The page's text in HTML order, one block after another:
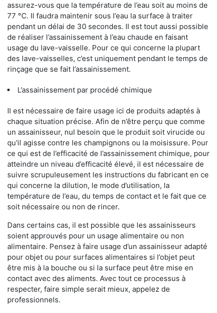
assurez-vous que la température de l’eau soit au moins de
77 °C. Il faudra maintenir sous l’eau la surface à traiter
pendant un délai de 30 secondes. Il est tout aussi possible
de réaliser l’assainissement à l’eau chaude en faisant
usage du lave-vaisselle. Pour ce qui concerne la plupart
des lave-vaisselles, c’est uniquement pendant le temps de
rinçage que se fait l’assainissement.
L’assainissement par procédé chimique
Il est nécessaire de faire usage ici de produits adaptés à
chaque situation précise. Afin de n’être perçu que comme
un assainisseur, nul besoin que le produit soit virucide ou
qu'il agisse contre les champignons ou la moisissure. Pour
ce qui est de l’efficacité de l’assainissement chimique, pour
atteindre un niveau d’efficacité élevé, il est nécessaire de
suivre scrupuleusement les instructions du fabricant en ce
qui concerne la dilution, le mode d’utilisation, la
température de l’eau, du temps de contact et le fait que ce
soit nécessaire ou non de rincer.
Dans certains cas, il est possible que les assainisseurs
soient approuvés pour un usage alimentaire ou non
alimentaire. Pensez à faire usage d’un assainisseur adapté
pour objet ou pour surfaces alimentaires si l’objet peut
être mis à la bouche ou si la surface peut être mise en
contact avec des aliments. Avec tout ce processus à
respecter, faire simple serait mieux, appelez de
professionnels.